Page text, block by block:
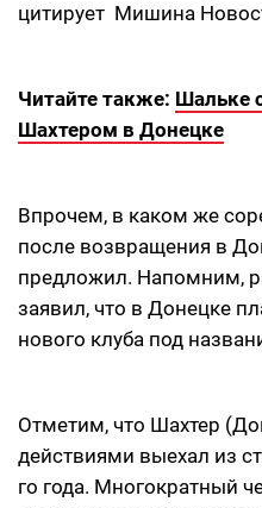
цитирует Мишина
Читайте также: Шальке
Шахтером в Донецке
Впрочем, в каком же
после возвращения в
предложил. Напомним,
заявил, что в Донецке
нового клуба под
Отметим, что Шахтер
действиями выехал из
го года. Многократный